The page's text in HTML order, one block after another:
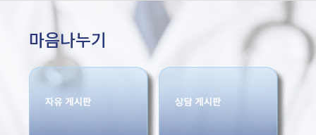
마음나누기